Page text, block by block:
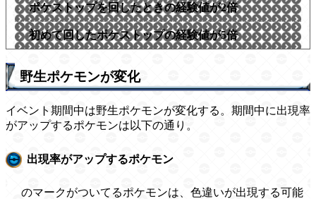
ポケストップを回したときの経験値が2倍
初めて回したポケストップの経験値が5倍
野生ポケモンが変化
イベント期間中は野生ポケモンが変化する。期間中に出現率
がアップするポケモンは以下の通り。
出現率がアップするポケモン
のマークがついてるポケモンは、色違いが出現する可能